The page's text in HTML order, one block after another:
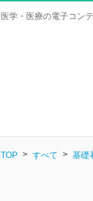
医学・医療の電子コン
TOP すべて 基礎